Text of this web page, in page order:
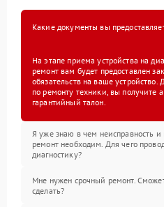
Какие документы вы
На этапе приема устройства на
ремонт вам будет предоставлен
обязательств на ваше
по ремонту техники, вы получите
гарантийный талон.
Я уже знаю в чем неисправность и
ремонт необходим. Для чего
диагностику?
Мне нужен срочный ремонт.
сделать?